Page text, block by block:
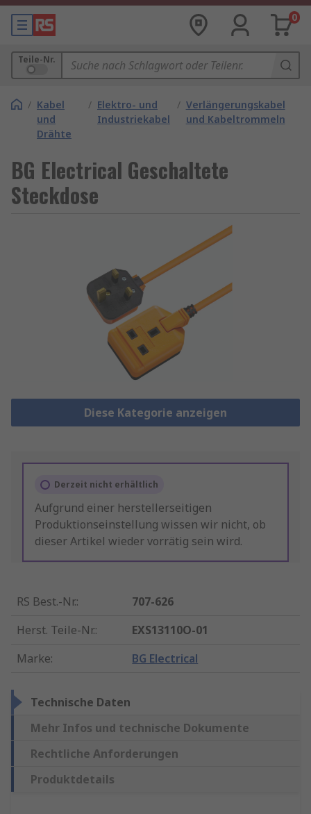
0
Teile-Nr.
/ Kabel
und
Drähte
/ Elektro- und
Industriekabel
/ Verlängerungskabel
und Kabeltrommeln
BG Electrical Geschaltete
Steckdose
Diese Kategorie anzeigen
Derzeit nicht erhältlich
Aufgrund einer herstellerseitigen
Produktionseinstellung wissen wir nicht, ob
dieser Artikel wieder vorrätig sein wird.
RS Best.-Nr.:
707-626
Herst. Teile-Nr.:
EXS13110O-01
Marke: BG Electrical
Technische Daten
Mehr Infos und technische Dokumente
Rechtliche Anforderungen
Produktdetails